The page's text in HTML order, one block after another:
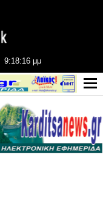
9:18:17 μμ